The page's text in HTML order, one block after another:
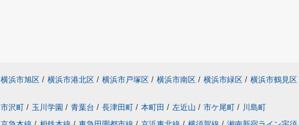
横浜市旭区 / 横浜市港北区 / 横浜市戸塚区 / 横浜市南区 / 横浜市緑区 / 横浜市鶴見区
市沢町 / 玉川学園 / 青葉台 / 長津田町 / 本町田 / 左近山 / 市ケ尾町 / 川島町